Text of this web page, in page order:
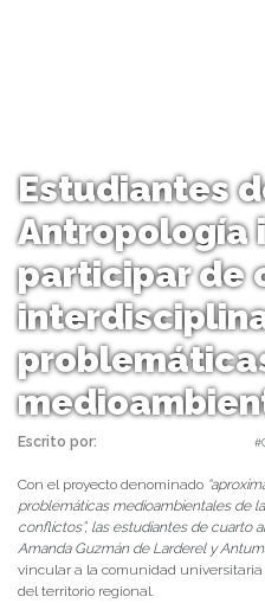
Estudiantes
Antropología
participar de
Escrito por:
Con el proyecto denominado
problemáticas medioambientales de
conflictos”, las estudiantes de cuarto
Amanda Guzmán de Larderel y
vincular a la comunidad
del territorio regional.